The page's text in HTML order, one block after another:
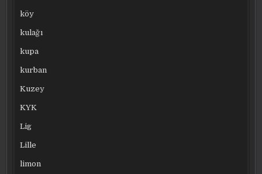
köy
kulağı
kupa
kurban
Kuzey
KYK
Lig
Lille
limon